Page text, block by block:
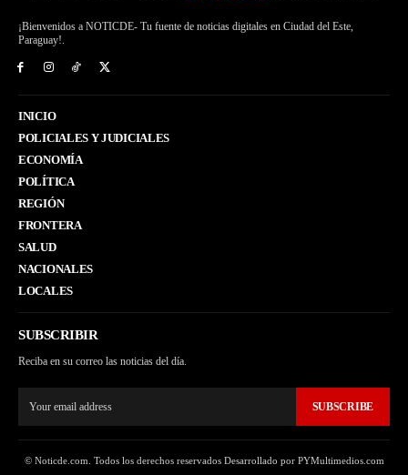
¡Bienvenidos a NOTICDE- Tu fuente de noticias digitales en Ciudad del Este,
Paraguay!.
INICIO
POLICIALES Y JUDICIALES
ECONOMÍA
POLÍTICA
REGIÓN
FRONTERA
SALUD
NACIONALES
LOCALES
SUBSCRIBIR
Reciba en su correo las noticias del día.
SUBSCRIBE
© Noticde.com. Todos los derechos reservados Desarrollado por PYMultimedios.com